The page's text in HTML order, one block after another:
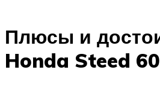
Плюсы и
Honda Steed